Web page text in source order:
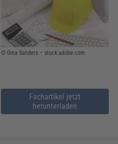
© Gina Sanders – stock.adobe.com
Fachartikel jetzt
herunterladen